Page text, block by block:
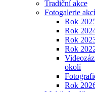
Tradiční akce
Fotogalerie akcí
Rok
Rok
Rok
Rok
okolí
Rok